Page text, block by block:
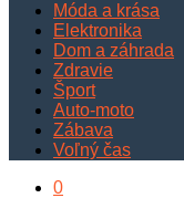
Móda a krása
Elektronika
Dom a záhrada
Zdravie
Šport
Auto-moto
Zábava
Voľný čas
0